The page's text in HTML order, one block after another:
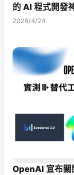
的 AI 程式開發
2026/4/24
OpenAI 宣布關